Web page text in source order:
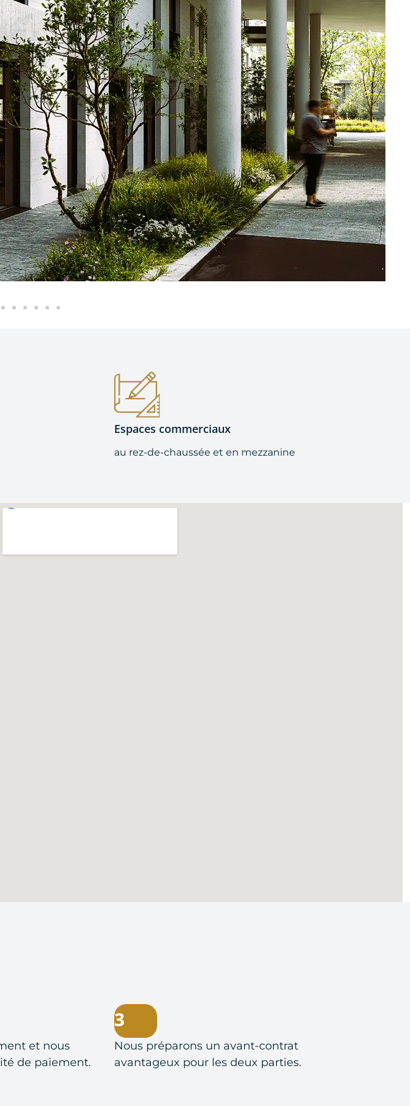
Espaces commerciaux
au rez-de-chaussée et en mezzanine
et nous
de paiement.
3
Nous préparons un avant-contrat
avantageux pour les deux parties.